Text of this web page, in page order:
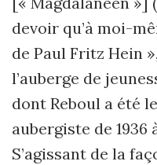
devoir qu’à moi-
de Paul Fritz Hein
l’auberge de
dont Reboul a été
aubergiste de 1936
S’agissant de la